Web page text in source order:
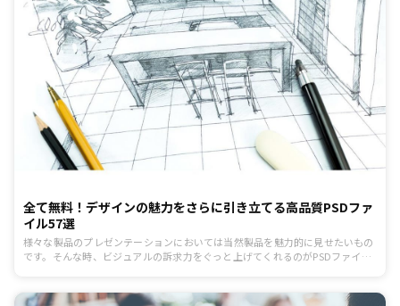
全て無料！デザインの魅力をさらに引き立てる高品質PSDファ
イル57選
様々な製品のプレゼンテーションにおいては当然製品を魅力的に見せたいもの
です。そんな時、ビジュアルの訴求力をぐっと上げてくれるのがPSDファイル